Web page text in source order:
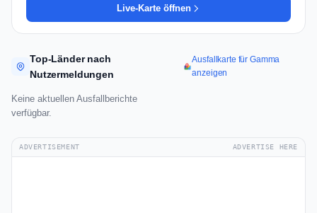
Live-Karte öffnen
Top-Länder nach
Nutzermeldungen
Ausfallkarte für Gamma
anzeigen
Keine aktuellen Ausfallberichte
verfügbar.
ADVERTISEMENT ADVERTISE HERE